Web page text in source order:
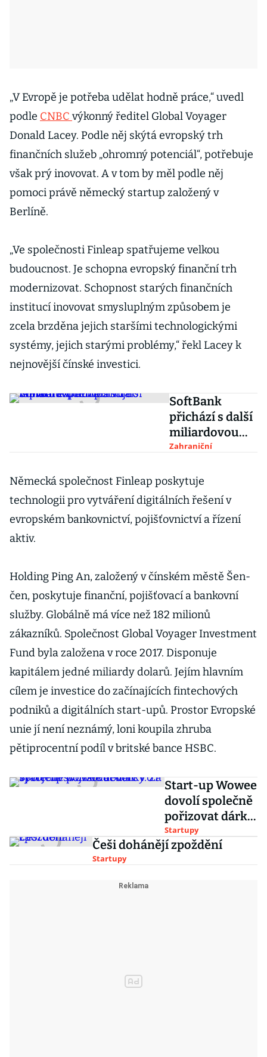
„V Evropě je potřeba udělat hodně práce,“ uvedl
podle CNBC výkonný ředitel Global Voyager
Donald Lacey. Podle něj skýtá evropský trh
finančních služeb „ohromný potenciál“, potřebuje
však prý inovovat. A v tom by měl podle něj
pomoci právě německý startup založený v
Berlíně.
„Ve společnosti Finleap spatřujeme velkou
budoucnost. Je schopna evropský finanční trh
modernizovat. Schopnost starých finančních
institucí inovovat smysluplným způsobem je
zcela brzděna jejich staršími technologickými
systémy, jejich starými problémy,“ řekl Lacey k
nejnovější čínské investici.
SoftBank
přichází s další
miliardovou
investicí do
plánuje rapidní
expanzi
Zahraniční
Německá společnost Finleap poskytuje
technologii pro vytváření digitálních řešení v
evropském bankovnictví, pojišťovnictví a řízení
aktiv.
Holding Ping An, založený v čínském městě Šen-
čen, poskytuje finanční, pojišťovací a bankovní
služby. Globálně má více než 182 milionů
zákazníků. Společnost Global Voyager Investment
Fund byla založena v roce 2017. Disponuje
kapitálem jedné miliardy dolarů. Jejím hlavním
cílem je investice do začínajících fintechových
podniků a digitálních start-upů. Prostor Evropské
unie jí není neznámý, loni koupila zhruba
pětiprocentní podíl v britské bance HSBC.
Start-up Wowee
dovolí společně
pořizovat dárky.
Za vývojem stojí
studenti ČVUT
Startupy
Češi dohánějí zpoždění
Startupy